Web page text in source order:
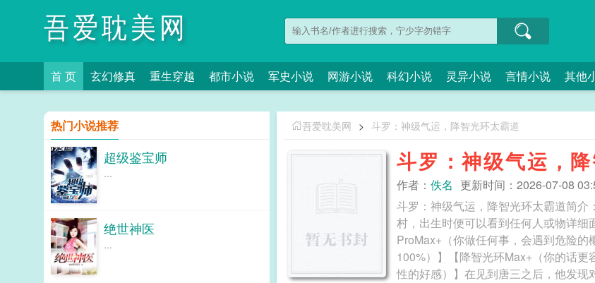
吾爱耽美网
首 页 玄幻修真 重生穿越 都市小说 军史小说 网游小说 科幻小说 灵异小说 言情小说 其他
吾爱耽美网 > 斗罗：神级气运，降智光环太霸道
斗罗：神级气运，
作者： 佚名 更新时间：2026-07-08
斗罗：神级气运，降智光环太霸道简
村，出生时便可以看到任何人或物详
ProMax+（你做任何事，会遇到危险
100%）】【降智光环Max+（你的话
性的好感）】在见到唐三之后，他发现对方
热门小说推荐
超级鉴宝师
...
绝世神医
...